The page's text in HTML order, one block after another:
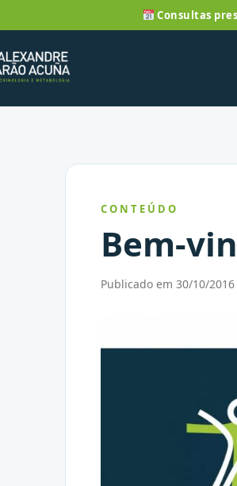
Consultas
CONTEÚDO
Bem-
Publicado em 30/10/